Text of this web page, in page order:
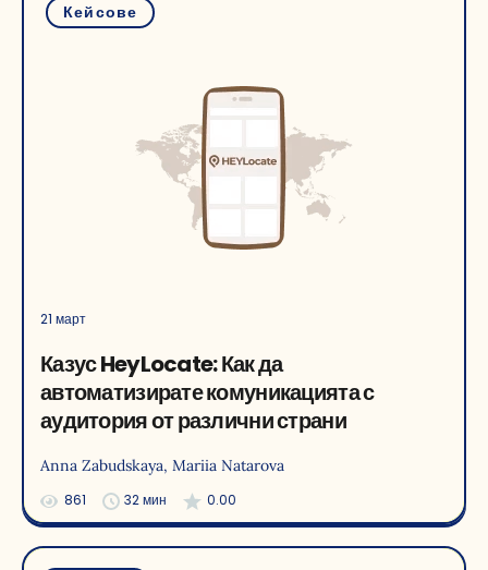
Кейсове
21 март
Казус HeyLocate: Как да
автоматизирате комуникацията с
аудитория от различни страни
Anna Zabudskaya, Mariia Natarova
861 32 мин 0.00